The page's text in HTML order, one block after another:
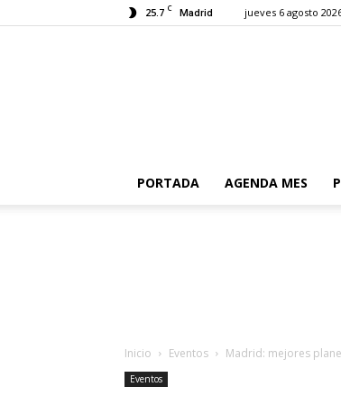
25.7 C Madrid jueves 6 agosto
PORTADA AGENDA MES
Inicio Eventos Madrid: mejores
Eventos